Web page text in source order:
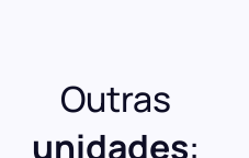
Outras
unidades: